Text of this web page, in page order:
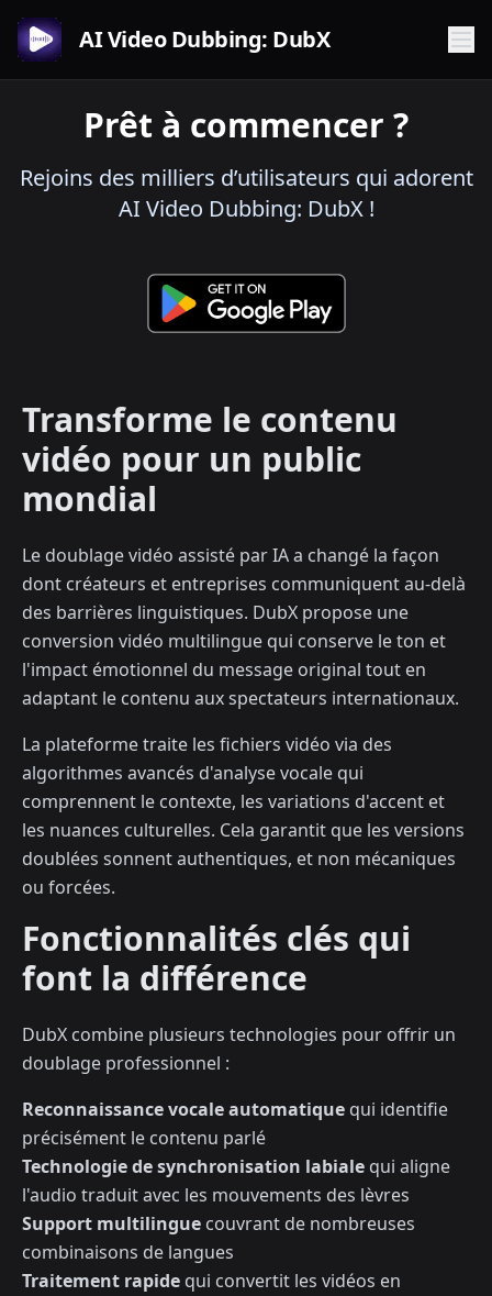
AI Video Dubbing: DubX
Prêt à commencer ?
Rejoins des milliers d’utilisateurs qui adorent
AI Video Dubbing: DubX !
Transforme le contenu
vidéo pour un public
mondial
Le doublage vidéo assisté par IA a changé la façon
dont créateurs et entreprises communiquent au-delà
des barrières linguistiques. DubX propose une
conversion vidéo multilingue qui conserve le ton et
l'impact émotionnel du message original tout en
adaptant le contenu aux spectateurs internationaux.
La plateforme traite les fichiers vidéo via des
algorithmes avancés d'analyse vocale qui
comprennent le contexte, les variations d'accent et
les nuances culturelles. Cela garantit que les versions
doublées sonnent authentiques, et non mécaniques
ou forcées.
Fonctionnalités clés qui
font la différence
DubX combine plusieurs technologies pour offrir un
doublage professionnel :
Reconnaissance vocale automatique qui identifie
précisément le contenu parlé
Technologie de synchronisation labiale qui aligne
l'audio traduit avec les mouvements des lèvres
Support multilingue couvrant de nombreuses
combinaisons de langues
Traitement rapide qui convertit les vidéos en